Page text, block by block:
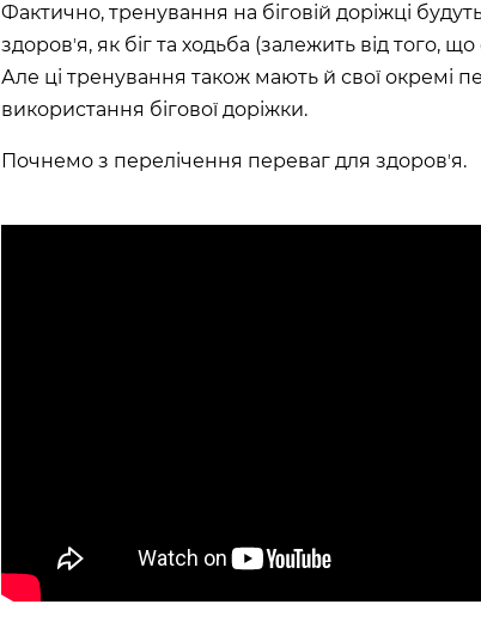
Фактично, тренування на біговій доріжці
здоровʼя, як біг та ходьба (залежить від того,
Але ці тренування також мають й свої окремі
використання бігової доріжки.
Почнемо з перелічення переваг для здоровʼя.